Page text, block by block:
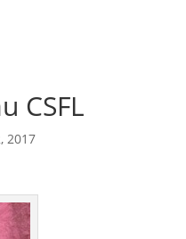
CSFL
2017